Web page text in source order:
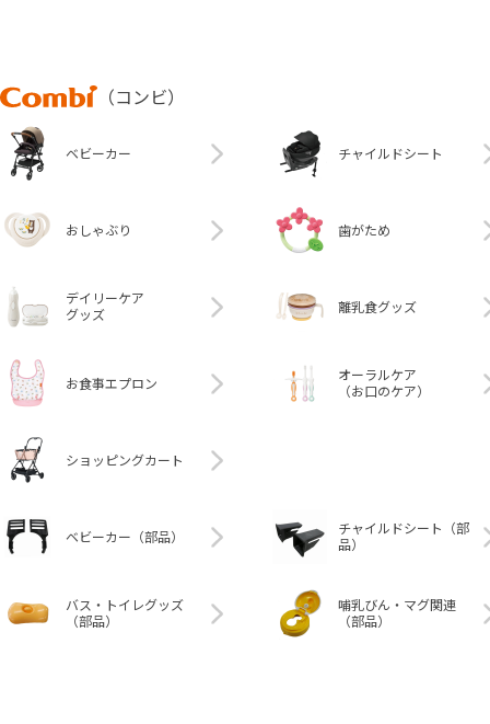
Combi
（コンビ）
ベビーカー チャイルドシート
おしゃぶり 歯がため
デイリーケア
グッズ
離乳食グッズ
お食事エプロン
オーラルケア
（お口のケア）
ショッピングカート
ベビーカー（部品）
チャイルドシート（部
品）
バス・トイレグッズ
（部品）
哺乳びん・マグ関連
（部品）